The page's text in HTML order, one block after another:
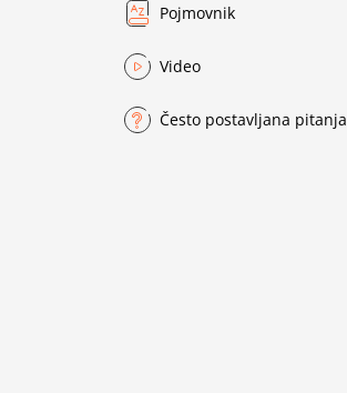
Pojmovnik
Video
Često postavljana pitanja